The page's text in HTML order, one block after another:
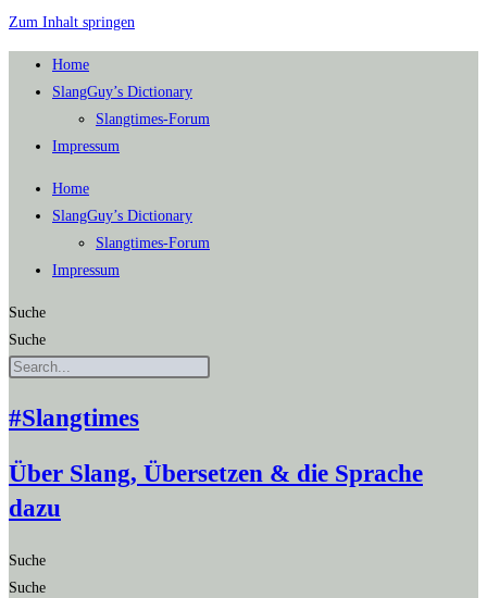
Zum Inhalt springen
Home
SlangGuy’s Dic­tion­a­ry
Slang­times-Forum
Impres­sum
Home
SlangGuy’s Dic­tion­a­ry
Slang­times-Forum
Impres­sum
Suche
Suche
#Slangtimes
Über Slang, Übersetzen & die Sprache
dazu
Suche
Suche